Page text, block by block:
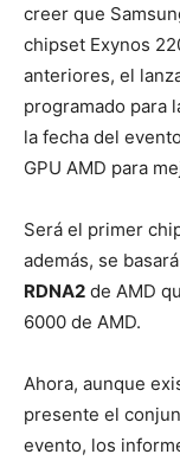
creer que
chipset Exynos
anteriores, el
programado para
la fecha del
GPU AMD para
Será el primer
además, se
RDNA2 de AMD
6000 de AMD.
Ahora, aunque
presente el
evento, los